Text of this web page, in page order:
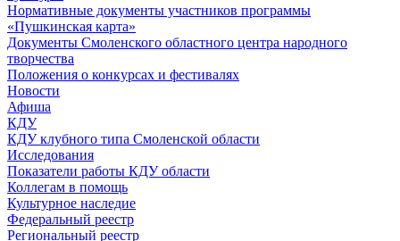
Нормативные документы участников программы
«Пушкинская карта»
Документы Смоленского областного центра народного
творчества
Положения о конкурсах и фестивалях
Новости
Афиша
КДУ
КДУ клубного типа Смоленской области
Исследования
Показатели работы КДУ области
Коллегам в помощь
Культурное наследие
Федеральный реестр
Региональный реестр